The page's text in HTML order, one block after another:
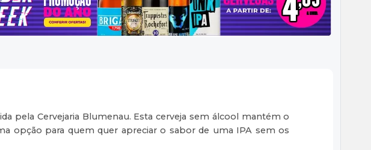
pela Cervejaria Blumenau. Esta cerveja sem álcool mantém o
opção para quem quer apreciar o sabor de uma IPA sem os